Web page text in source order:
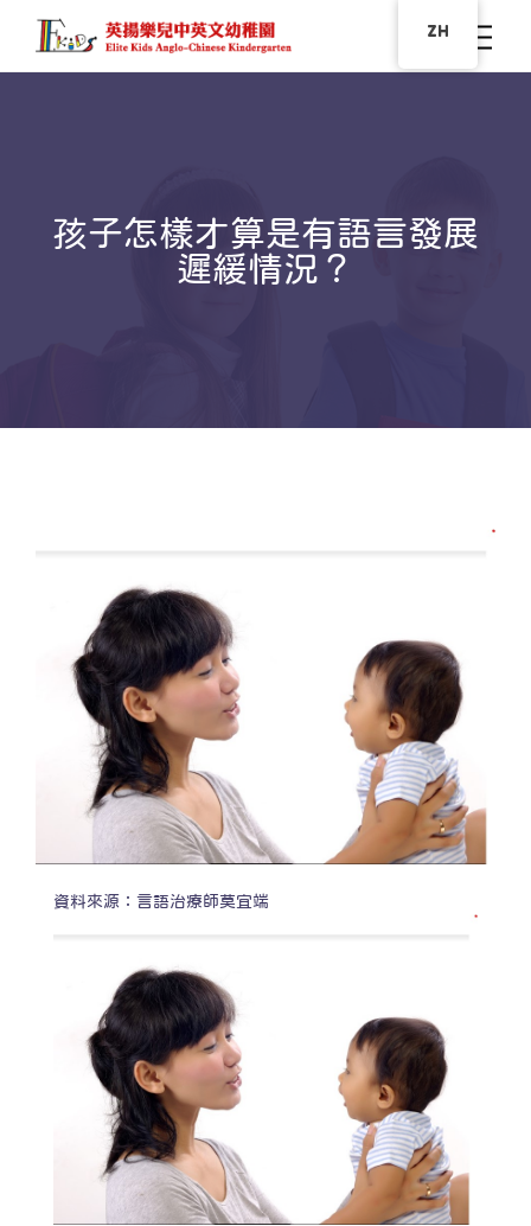
孩子怎樣才算是有語言發展
遲緩情況？
資料來源：言語治療師莫宜端
ZH